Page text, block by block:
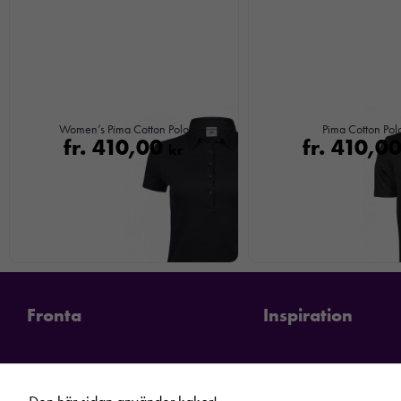
Women’s Pima Cotton Polo
fr.410,00
Pima Cotton
fr.410,00
Fronta Inspiration